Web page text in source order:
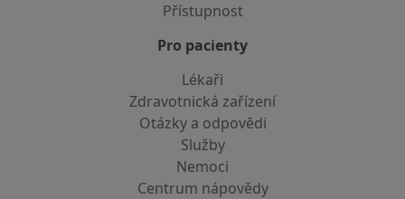
Přístupnost
Pro pacienty
Lékaři
Zdravotnická zařízení
Otázky a odpovědi
Služby
Nemoci
Centrum nápovědy